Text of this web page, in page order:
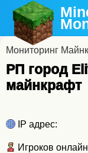
Мониторинг
РП город
майнкрафт
IP адрес:
Игроков онлайн